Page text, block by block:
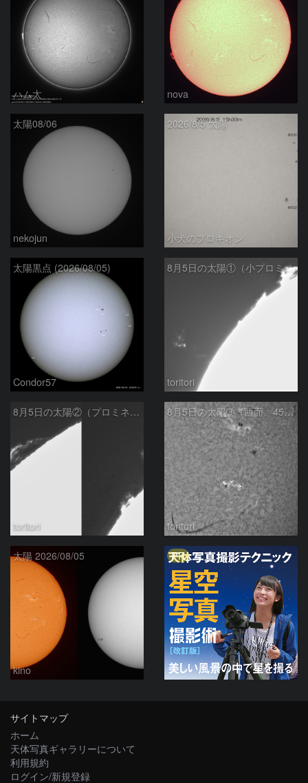
ハム太 nova
太陽08/06
nekojun
2026/8/5 太陽
小犬のプロキオン
太陽黒点 (2026/08/05)
Condor57
8月5日の太陽①（小プロミネン噴出 ）
toritori
8月5日の太陽②（プロミネンス北東縁 ）
toritori
8月5日の太陽➂（西面 4502 C1.7フレア ）
toritori
太陽 2026/08/05
kino
PR
サイトマップ
ホーム
天体写真ギャラリーについて
利用規約
ログイン/新規登録